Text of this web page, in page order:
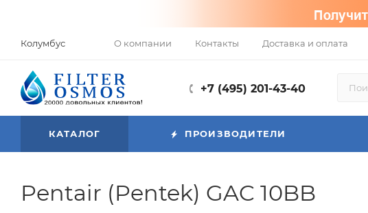
Колумбус О компании Контакты Доставка и оплата
+7 (495) 201-43-40
КАТАЛОГ ПРОИЗВОДИТЕЛИ
Pentair (Pentek) GAC 10BB